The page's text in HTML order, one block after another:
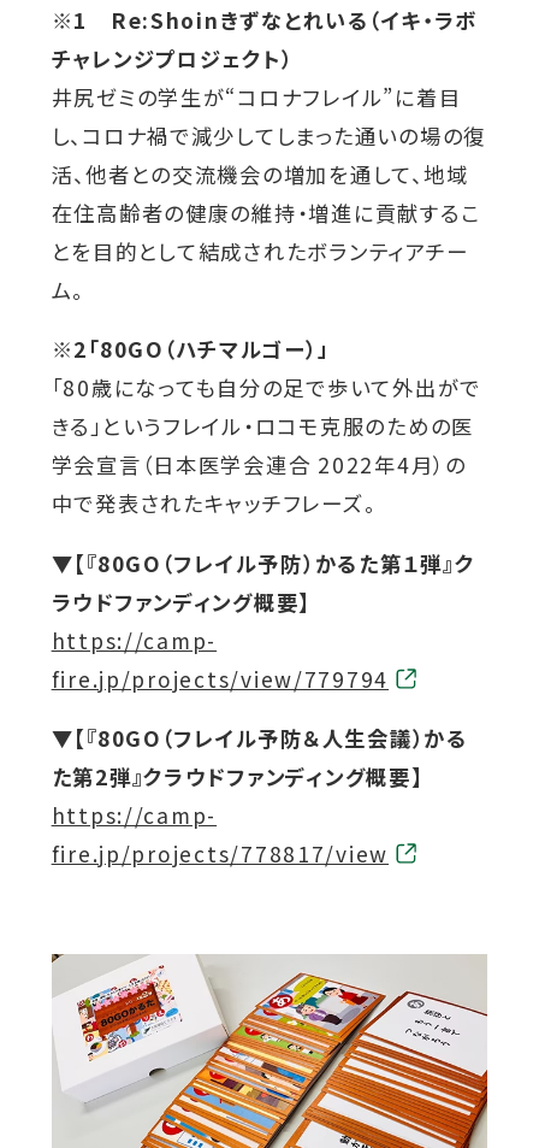
開
す
サ
イ
ト
を
別
ウ
イ
ウ
で
開
き
ま
す
サ
イ
ト
を
別
ウ
イ
ウ
で
開
き
ま
す
サ
ト
を
別
ウ
イ
ウ
で
開
き
ま
す
サ
ト
を
別
ウ
イ
で
開
き
ま
す
サ
ト
を
別
ウ
イ
で
開
き
す
※1
Re:Shoinきずなとれいる（イキ・ラボ
チャレンジプロジェクト）
井尻ゼミの学生が“コロナフレイル”に着目
し、コロナ禍で減少してしまった通いの場の復
活、他者との交流機会の増加を通して、地域
在住高齢者の健康の維持・増進に貢献するこ
とを目的として結成されたボランティアチー
ム。
※2 「80GO（ハチマルゴー）」
「80歳になっても自分の足で歩いて外出がで
きる」というフレイル・ロコモ克服のための医
学会宣言（日本医学会連合 2022年4月）の
中で発表されたキャッチフレーズ。
▼【『80GO （フレイル予防）かるた第１弾』ク
ラウドファンディング概要】
外
部
イ
ト
を
別
イ
ン
ド
ウ
https://camp-
fire.jp/projects/view/779794
▼【『80GO （フレイル予防＆人生会議）かる
た第2弾』クラウドファンディング概要】
外
部
ト
を
別
ウ
https://camp-
fire.jp/projects/778817/view